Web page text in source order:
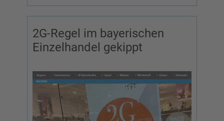
2G-Regel im bayerischen
Einzelhandel gekippt